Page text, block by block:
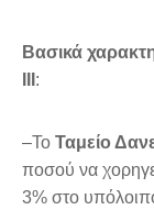
Βασικά
:
–Το Ταμείο
ποσού να
3% στο